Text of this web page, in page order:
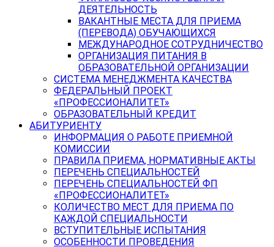
ДЕЯТЕЛЬНОСТЬ
ВАКАНТНЫЕ МЕСТА ДЛЯ ПРИЕМА
(ПЕРЕВОДА) ОБУЧАЮЩИХСЯ
МЕЖДУНАРОДНОЕ СОТРУДНИЧЕСТВО
ОРГАНИЗАЦИЯ ПИТАНИЯ В
ОБРАЗОВАТЕЛЬНОЙ ОРГАНИЗАЦИИ
СИСТЕМА МЕНЕДЖМЕНТА КАЧЕСТВА
ФЕДЕРАЛЬНЫЙ ПРОЕКТ
«ПРОФЕССИОНАЛИТЕТ»
ОБРАЗОВАТЕЛЬНЫЙ КРЕДИТ
АБИТУРИЕНТУ
ИНФОРМАЦИЯ О РАБОТЕ ПРИЕМНОЙ
КОМИССИИ
ПРАВИЛА ПРИЕМА, НОРМАТИВНЫЕ АКТЫ
ПЕРЕЧЕНЬ СПЕЦИАЛЬНОСТЕЙ
ПЕРЕЧЕНЬ СПЕЦИАЛЬНОСТЕЙ ФП
«ПРОФЕССИОНАЛИТЕТ»
КОЛИЧЕСТВО МЕСТ ДЛЯ ПРИЕМА ПО
КАЖДОЙ СПЕЦИАЛЬНОСТИ
ВСТУПИТЕЛЬНЫЕ ИСПЫТАНИЯ
ОСОБЕННОСТИ ПРОВЕДЕНИЯ